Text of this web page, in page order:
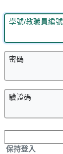
學號/教職員編號
密碼
驗證碼
保持登入